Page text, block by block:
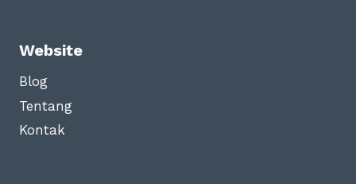
Website
Blog
Tentang
Kontak